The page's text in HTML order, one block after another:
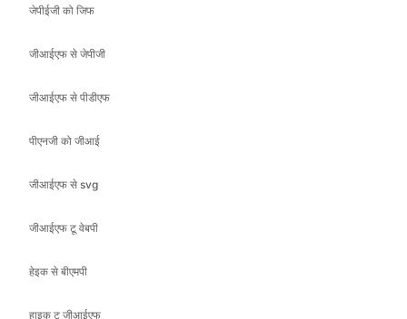
जीआईएफ से पीडीएफ
पीएनजी को जीआई
जीआईएफ से svg
जीआईएफ टू वेबपी
हेइक से बीएमपी
हाइक टू जीआईएफ
हेइक से जेएफआईएफ